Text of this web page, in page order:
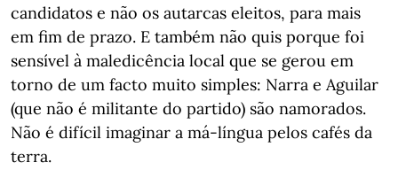
candidatos e não os autarcas eleitos, para mais
em fim de prazo. E também não quis porque foi
sensível à maledicência local que se gerou em
torno de um facto muito simples: Narra e Aguilar
(que não é militante do partido) são namorados.
Não é difícil imaginar a má-língua pelos cafés da
terra.